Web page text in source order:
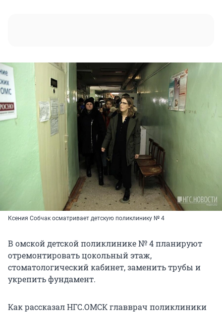
Ксения Собчак осматривает детскую поликлинику № 4
В омской детской поликлинике № 4 планируют
отремонтировать цокольный этаж,
стоматологический кабинет, заменить трубы и
укрепить фундамент.
Как рассказал НГС.ОМСК главврач поликлиники